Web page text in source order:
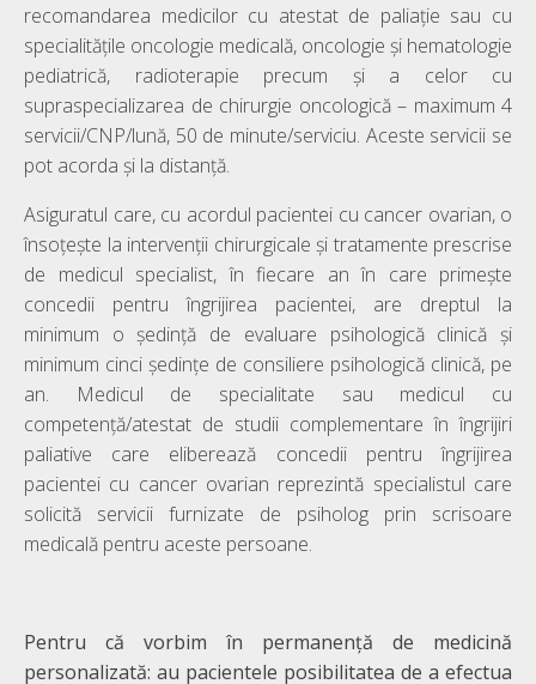
recomandarea medicilor cu atestat de paliație sau cu
specialitățile oncologie medicală, oncologie şi hematologie
pediatrică, radioterapie precum și a celor cu
supraspecializarea de chirurgie oncologică – maximum 4
servicii/CNP/lună, 50 de minute/serviciu. Aceste servicii se
pot acorda și la distanță.
Asiguratul care, cu acordul pacientei cu cancer ovarian, o
însoțește la intervenţii chirurgicale şi tratamente prescrise
de medicul specialist, în fiecare an în care primeşte
concedii pentru îngrijirea pacientei, are dreptul la
minimum o şedinţă de evaluare psihologică clinică şi
minimum cinci şedinţe de consiliere psihologică clinică, pe
an. Medicul de specialitate sau medicul cu
competenţă/atestat de studii complementare în îngrijiri
paliative care eliberează concedii pentru îngrijirea
pacientei cu cancer ovarian reprezintă specialistul care
solicită servicii furnizate de psiholog prin scrisoare
medicală pentru aceste persoane.
Pentru că vorbim în permanență de medicină
personalizată: au pacientele posibilitatea de a efectua